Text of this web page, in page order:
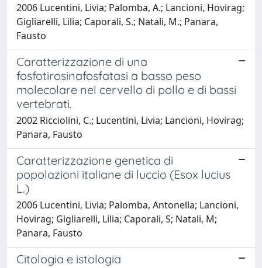
2006 Lucentini, Livia; Palomba, A.; Lancioni, Hovirag;
Gigliarelli, Lilia; Caporali, S.; Natali, M.; Panara,
Fausto
Caratterizzazione di una
fosfotirosinafosfatasi a basso peso
molecolare nel cervello di pollo e di bassi
vertebrati.
2002 Ricciolini, C.; Lucentini, Livia; Lancioni, Hovirag;
Panara, Fausto
Caratterizzazione genetica di
popolazioni italiane di luccio (Esox lucius
L.)
2006 Lucentini, Livia; Palomba, Antonella; Lancioni,
Hovirag; Gigliarelli, Lilia; Caporali, S; Natali, M;
Panara, Fausto
Citologia e istologia